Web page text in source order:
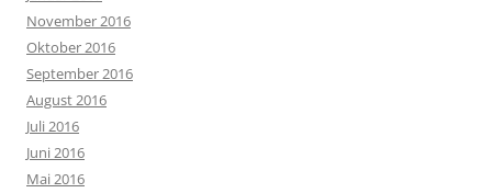
November 2016
Oktober 2016
September 2016
August 2016
Juli 2016
Juni 2016
Mai 2016